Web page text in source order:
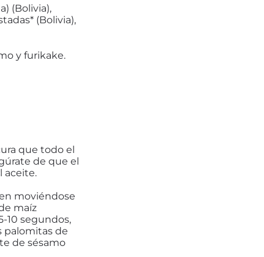
(Bolivia),
(Bolivia),
y furikake.
que todo el
de que el
aceite.
moviéndose
maíz
10 segundos,
palomitas de
de sésamo